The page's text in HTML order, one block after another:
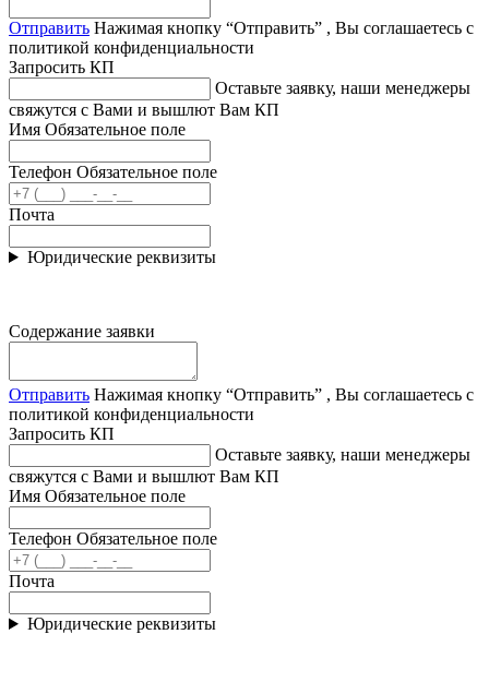
Отправить Нажимая кнопку “Отправить” , Вы соглашаетесь с
политикой конфиденциальности
Запросить КП
Оставьте заявку, наши менеджеры
свяжутся с Вами и вышлют Вам КП
Имя Обязательное поле
Телефон Обязательное поле
Почта
Юридические реквизиты
Содержание заявки
Отправить Нажимая кнопку “Отправить” , Вы соглашаетесь с
политикой конфиденциальности
Запросить КП
Оставьте заявку, наши менеджеры
свяжутся с Вами и вышлют Вам КП
Имя Обязательное поле
Телефон Обязательное поле
Почта
Юридические реквизиты